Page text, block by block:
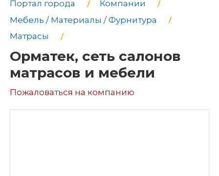
Портал города
Компании
Мебель / Материалы / Фурнитура
Матрасы
Орматек, сеть салонов
матрасов и мебели
Пожаловаться на компанию